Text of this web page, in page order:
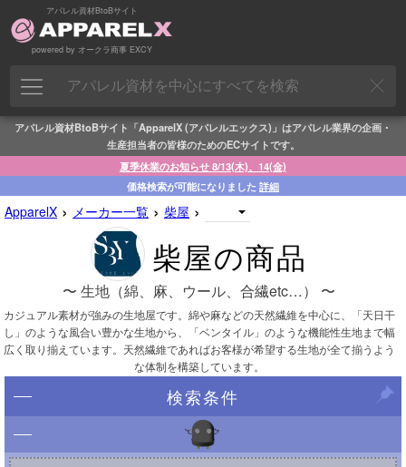
アパレル資材BtoBサイト
powered by オークラ商事 EXCY
アパレル資材BtoBサイト「ApparelX (アパレルエックス)」はアパレル業界の企画・
生産担当者の皆様のためのECサイトです。
夏季休業のお知らせ 8/13(木)、14(金)
価格検索が可能になりました 詳細
ApparelX › メーカー一覧 › 柴屋 ›
柴屋の商品
〜 生地（綿、麻、ウール、合繊etc…） 〜
カジュアル素材が強みの生地屋です。綿や麻などの天然繊維を中心に、「天日干
し」のような風合い豊かな生地から、「ベンタイル」のような機能性生地まで幅
広く取り揃えています。天然繊維であればお客様が希望する生地が全て揃うよう
な体制を構築しています。
検索条件